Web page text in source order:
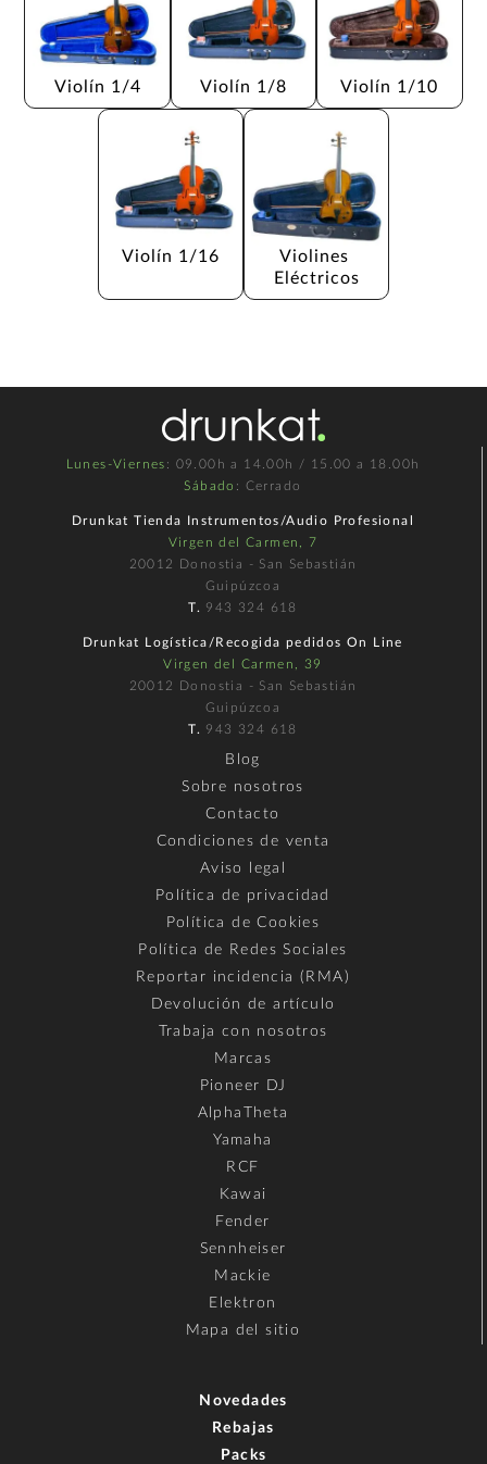
Violín 1/4 Violín 1/8 Violín 1/10
Violín 1/16
Violines
Eléctricos
Lunes-Viernes : 09.00h a 14.00h / 15.00 a 18.00h
Sábado : Cerrado
Drunkat Tienda Instrumentos/Audio Profesional
Virgen del Carmen, 7
20012 Donostia - San Sebastián
Guipúzcoa
T. 943 324 618
Drunkat Logística/Recogida pedidos On Line
Virgen del Carmen, 39
20012 Donostia - San Sebastián
Guipúzcoa
T. 943 324 618
Blog
Sobre nosotros
Contacto
Condiciones de venta
Aviso legal
Política de privacidad
Política de Cookies
Política de Redes Sociales
Reportar incidencia (RMA)
Devolución de artículo
Trabaja con nosotros
Marcas
Pioneer DJ
AlphaTheta
Yamaha
RCF
Kawai
Fender
Sennheiser
Mackie
Elektron
Mapa del sitio
Novedades
Rebajas
Packs